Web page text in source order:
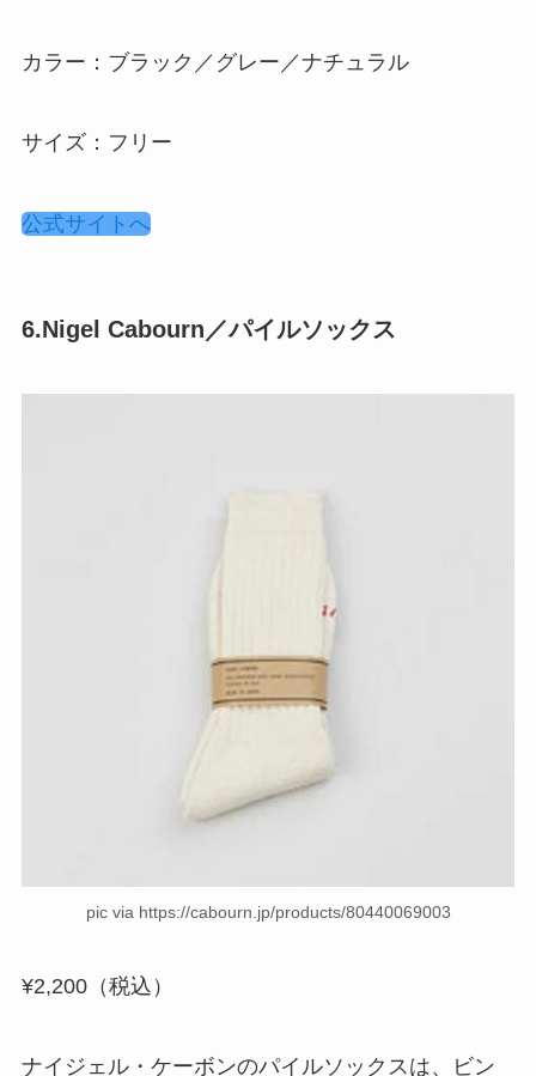
カラー：ブラック／グレー／ナチュラル
サイズ：フリー
公式サイトへ
6.Nigel Cabourn／パイルソックス
pic via https://cabourn.jp/products/80440069003
¥2,200（税込）
ナイジェル・ケーボンのパイルソックスは、ビン